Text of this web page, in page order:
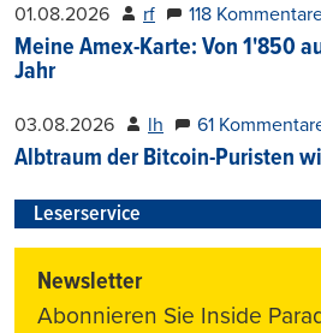
01.08.2026 rf 118
Meine Amex-Karte: Von 1'850
Jahr
03.08.2026 lh 61
Albtraum der Bitcoin-Puristen
Leserservice
Newsletter
Abonnieren Sie Inside